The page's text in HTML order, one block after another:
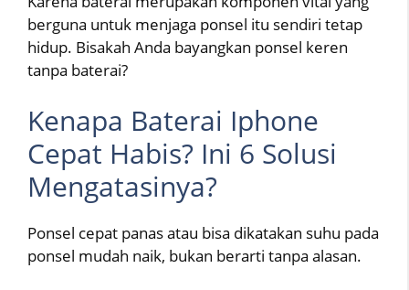
berguna untuk menjaga ponsel itu sendiri tetap
hidup. Bisakah Anda bayangkan ponsel keren
tanpa baterai?
Kenapa Baterai Iphone
Cepat Habis? Ini 6 Solusi
Mengatasinya?
Ponsel cepat panas atau bisa dikatakan suhu pada
ponsel mudah naik, bukan berarti tanpa alasan.